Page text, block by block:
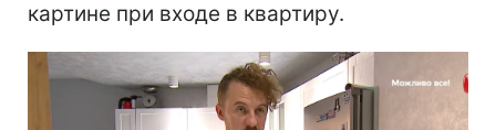
картине при входе в квартиру.